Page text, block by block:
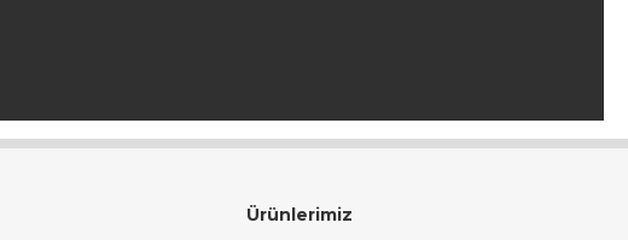
Ürünlerimiz